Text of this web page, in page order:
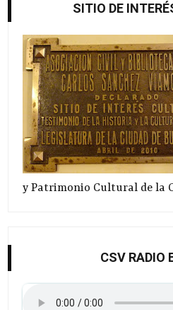
SITIO DE
y Patrimonio Cultural de la
CSV RADIO